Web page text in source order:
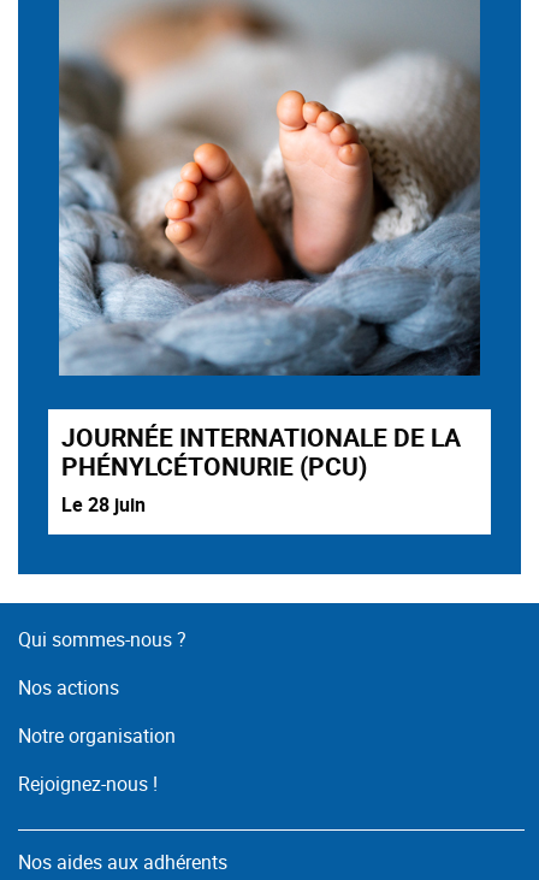
JOURNÉE INTERNATIONALE DE LA
PHÉNYLCÉTONURIE (PCU)
Le 28 juin
Qui sommes-nous ?
Nos actions
Notre organisation
Rejoignez-nous !
Nos aides aux adhérents